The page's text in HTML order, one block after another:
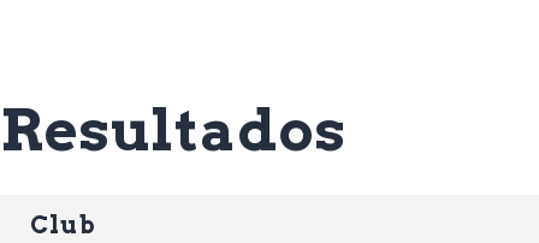
Resultados
Club